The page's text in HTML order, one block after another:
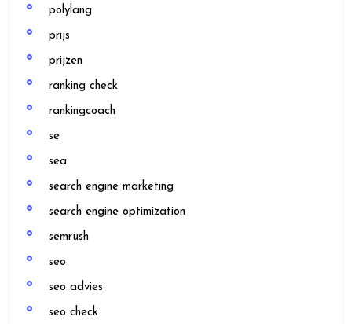
polylang
prijs
prijzen
ranking check
rankingcoach
se
sea
search engine marketing
search engine optimization
semrush
seo
seo advies
seo check